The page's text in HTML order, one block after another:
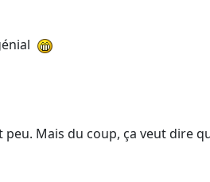
Mais du coup, ça veut dire